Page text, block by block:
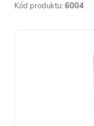
Kód produktu: 6004